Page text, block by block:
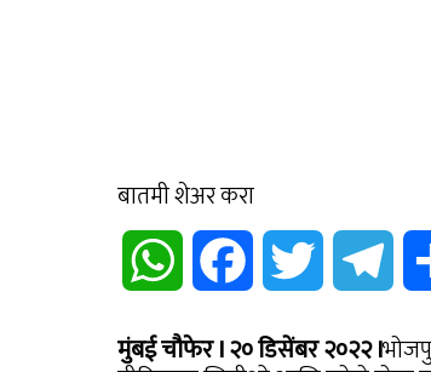
बातमी शेअर करा
WhatsApp Facebook Twitter
मुंबई चौफेर I २० डिसेंबर २०२२ I